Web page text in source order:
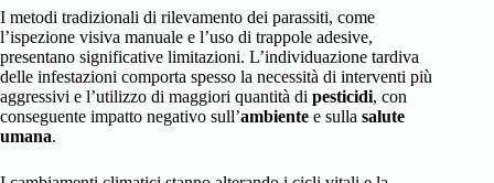
I metodi tradizionali di rilevamento dei parassiti, come
l’ispezione visiva manuale e l’uso di trappole adesive,
presentano significative limitazioni. L’individuazione tardiva
delle infestazioni comporta spesso la necessità di interventi più
aggressivi e l’utilizzo di maggiori quantità di pesticidi, con
conseguente impatto negativo sull’ambiente e sulla salute
umana.